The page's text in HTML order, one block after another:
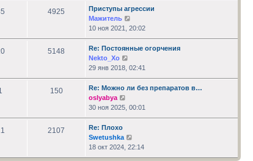
4925
Приступы агрессии
Мажитель
к
последнему
сообщению
10 ноя 2021, 20:02
5148
Re: Постоянные огорчения
Nekto_Xo
к
последнему
сообщению
29 янв 2018, 02:41
150
Re: Можно ли без препаратов в…
oslyabya
к
последнему
30 ноя 2025, 00:01
2107
Re: Плохо
Swetushka
к
последнему
18 окт 2024, 22:14